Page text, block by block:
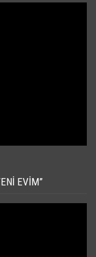
EVIM”